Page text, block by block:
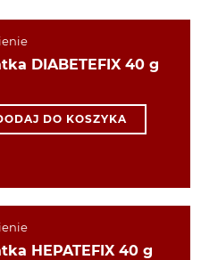
DIABETEFIX 40 g
DO KOSZYKA
HEPATEFIX 40 g